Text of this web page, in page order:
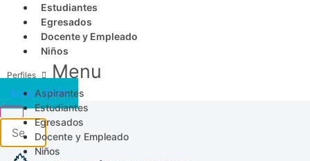
Estudiantes
Egresados
Docente y Empleado
Niños
Menu
Aspirantes
Estudiantes
Egresados
Docente y Empleado
Niños
Acceso SICAU